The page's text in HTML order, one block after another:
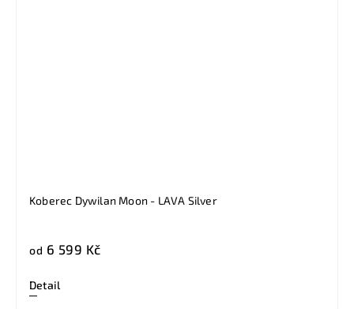
Koberec Dywilan Moon - LAVA Silver
od 6 599 Kč
Detail